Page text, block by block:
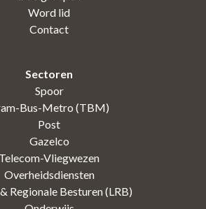
Word lid
Contact
Sectoren
Spoor
Bus-Metro (TBM)
Post
Gazelco
Telecom-Vliegwezen
Overheidsdiensten
Regionale Besturen (LRB)